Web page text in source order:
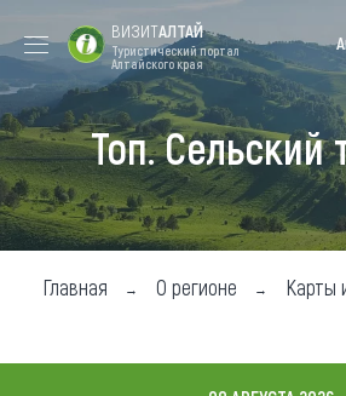
Форум VISIT
ALTAI
Цветение
маральника
Туры
Где остановиться
ВИЗИТАЛТАЙ
Туристический портал
Алтайского края
Топ. Сельский
Главная О регионе Карты